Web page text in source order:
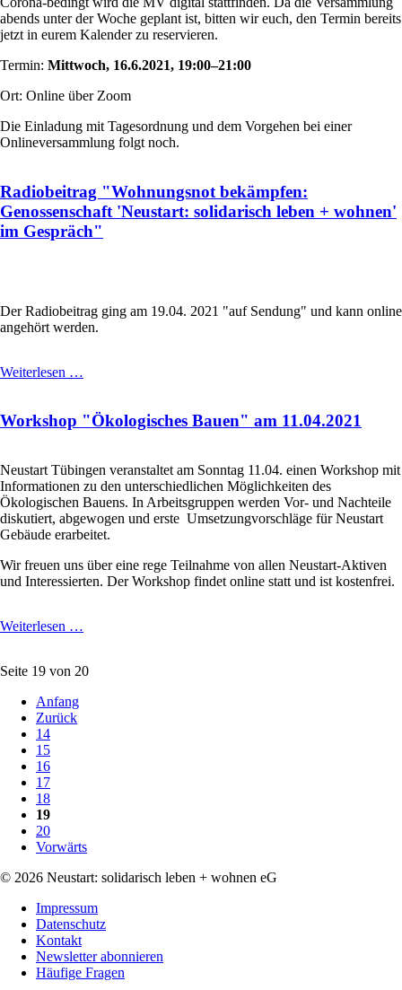
abends unter der Woche geplant ist, bitten wir euch, den Termin bereits
jetzt in eurem Kalender zu reservieren.
Termin: Mittwoch, 16.6.2021, 19:00–21:00
Ort: Online über Zoom
Die Einladung mit Tagesordnung und dem Vorgehen bei einer
Onlineversammlung folgt noch.
Radiobeitrag "Wohnungsnot bekämpfen:
Genossenschaft 'Neustart: solidarisch leben + wohnen'
im Gespräch"
Der Radiobeitrag ging am 19.04. 2021 "auf Sendung" und kann online
angehört werden.
Weiterlesen …
Genossenschaft
leben
+
wohnen'
im
Gespräch"
Workshop "Ökologisches Bauen" am 11.04.2021
Neustart Tübingen veranstaltet am Sonntag 11.04. einen Workshop mit
Informationen zu den unterschiedlichen Möglichkeiten des
Ökologischen Bauens. In Arbeitsgruppen werden Vor- und Nachteile
diskutiert, abgewogen und erste Umsetzungvorschläge für Neustart
Gebäude erarbeitet.
Wir freuen uns über eine rege Teilnahme von allen Neustart-Aktiven
und Interessierten. Der Workshop findet online statt und ist kostenfrei.
Weiterlesen …
am
Seite 19 von 20
Anfang
Zurück
14
15
16
17
18
19
20
Vorwärts
© 2026 Neustart: solidarisch leben + wohnen eG
überspringen
Impressum
Datenschutz
Kontakt
Newsletter abonnieren
Häufige Fragen